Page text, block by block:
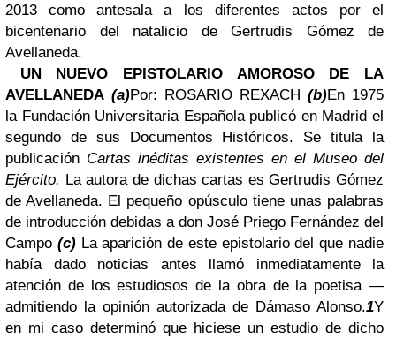
2013 como antesala a los diferentes actos por el
bicentenario del natalicio de Gertrudis Gómez de
Avellaneda.
UN NUEVO EPISTOLARIO AMOROSO DE LA
AVELLANEDA (a)Por: ROSARIO REXACH (b)En 1975
la Fundación Universitaria Española publicó en Madrid el
segundo de sus Documentos Históricos. Se titula la
publicación Cartas inéditas existentes en el Museo del
Ejército. La autora de dichas cartas es Gertrudis Gómez
de Avellaneda. El pequeño opúsculo tiene unas palabras
de introducción debidas a don José Priego Fernández del
Campo (c)La aparición de este epistolario del que nadie
había dado noticias antes llamó inmediatamente la
atención de los estudiosos de la obra de la poetisa —
admitiendo la opinión autorizada de Dámaso Alonso.1Y
en mi caso determinó que hiciese un estudio de dicho